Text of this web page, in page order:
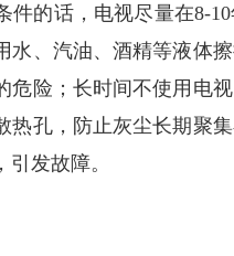
的话，电视尽量在8-10
水、汽油、酒精等液体
危险；长时间不使用电
热孔，防止灰尘长期聚
发故障。